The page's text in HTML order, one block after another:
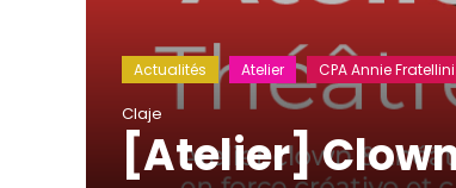
Actualités Atelier CPA Annie Fratellini
Claje
[Atelier]